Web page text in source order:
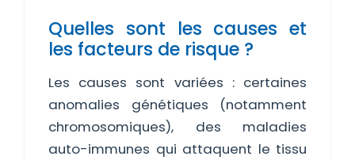
Quelles sont les causes et
les facteurs de risque ?
Les causes sont variées : certaines
anomalies génétiques (notamment
chromosomiques), des maladies
auto-immunes qui attaquent le tissu